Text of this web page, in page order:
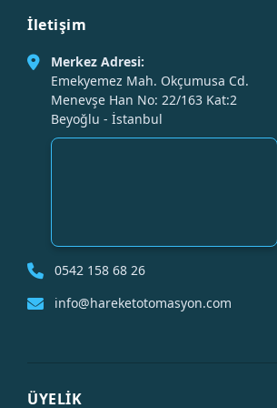
İletişim
Merkez Adresi:
Emekyemez Mah. Okçumusa Cd.
Menevşe Han No: 22/163 Kat:2
Beyoğlu - İstanbul
0542 158 68 26
info@hareketotomasyon.com
ÜYELİK